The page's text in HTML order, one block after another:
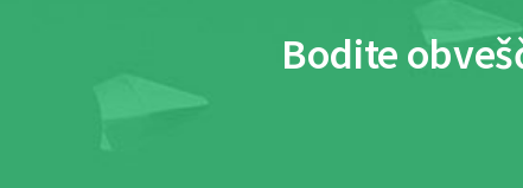
Bodite